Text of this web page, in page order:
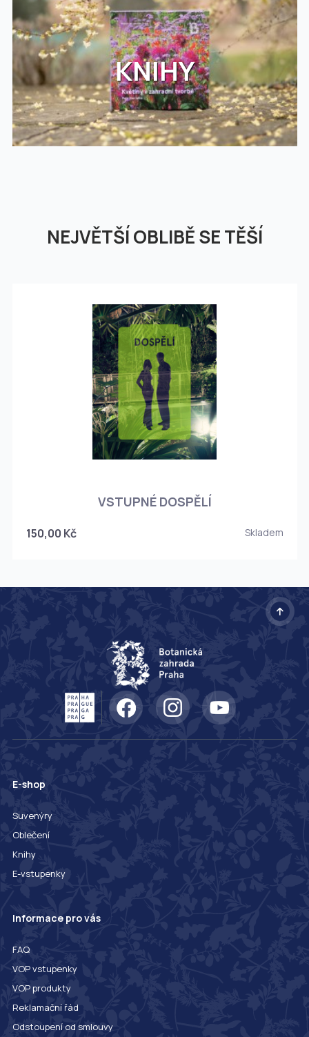
KNIHY
NEJVĚTŠÍ OBLIBĚ SE TĚŠÍ
VSTUPNÉ DOSPĚLÍ
150,00 Kč Skladem
E-shop
Suvenýry
Oblečení
Knihy
E-vstupenky
Informace pro vás
FAQ
VOP vstupenky
VOP produkty
Reklamační řád
Odstoupení od smlouvy